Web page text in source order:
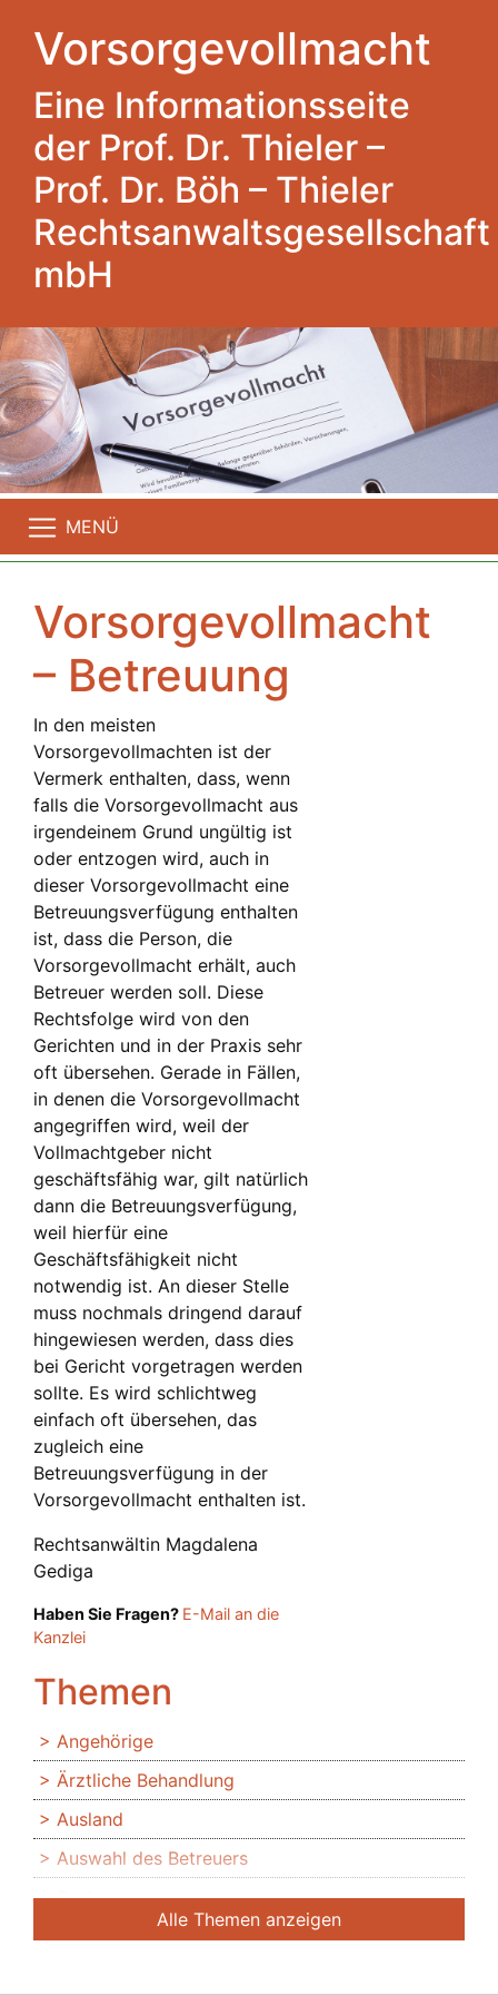
Vorsorgevollmacht
Eine Informationsseite
der Prof. Dr. Thieler –
Prof. Dr. Böh – Thieler
Rechtsanwaltsgesellschaft
mbH
MENÜ
Vorsorgevollmacht
– Betreuung
In den meisten
Vorsorgevollmachten ist der
Vermerk enthalten, dass, wenn
falls die Vorsorgevollmacht aus
irgendeinem Grund ungültig ist
oder entzogen wird, auch in
dieser Vorsorgevollmacht eine
Betreuungsverfügung enthalten
ist, dass die Person, die
Vorsorgevollmacht erhält, auch
Betreuer werden soll. Diese
Rechtsfolge wird von den
Gerichten und in der Praxis sehr
oft übersehen. Gerade in Fällen,
in denen die Vorsorgevollmacht
angegriffen wird, weil der
Vollmachtgeber nicht
geschäftsfähig war, gilt natürlich
dann die Betreuungsverfügung,
weil hierfür eine
Geschäftsfähigkeit nicht
notwendig ist. An dieser Stelle
muss nochmals dringend darauf
hingewiesen werden, dass dies
bei Gericht vorgetragen werden
sollte. Es wird schlichtweg
einfach oft übersehen, das
zugleich eine
Betreuungsverfügung in der
Vorsorgevollmacht enthalten ist.
Rechtsanwältin Magdalena
Gediga
Haben Sie Fragen? E-Mail an die
Kanzlei
Themen
Angehörige
Ärztliche Behandlung
Ausland
Auswahl des Betreuers
Banken
Bedingte Vollmacht
Alle Themen anzeigen